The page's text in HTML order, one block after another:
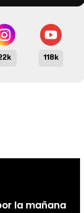
118k
la mañana